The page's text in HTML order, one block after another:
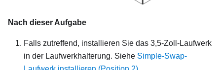
Nach dieser Aufgabe
Falls zutreffend, installieren Sie das 3,5-Zoll-Laufwerk
in der Laufwerkhalterung. Siehe Simple-Swap-